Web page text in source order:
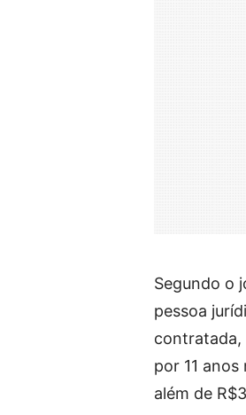
Segundo o
pessoa
contratada,
por 11
além de